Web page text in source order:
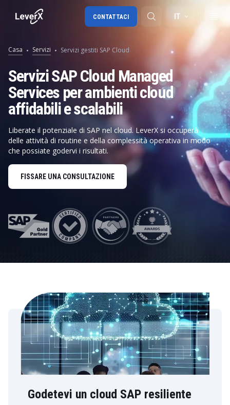
Migrazione a SAP S/4HANA
RISE with SAP
SAP Ariba
Digital Supply Chain
IT
CONTATTACI
Casa Servizi Servizi gestiti SAP Cloud
Servizi SAP Cloud Managed
Services per ambienti cloud
affidabili e scalabili
Liberate il potenziale di SAP nel cloud. LeverX si occuperà
delle attività di routine e della complessità operativa in modo
che possiate godervi i risultati.
FISSARE UNA CONSULTAZIONE
Godetevi un cloud SAP resiliente